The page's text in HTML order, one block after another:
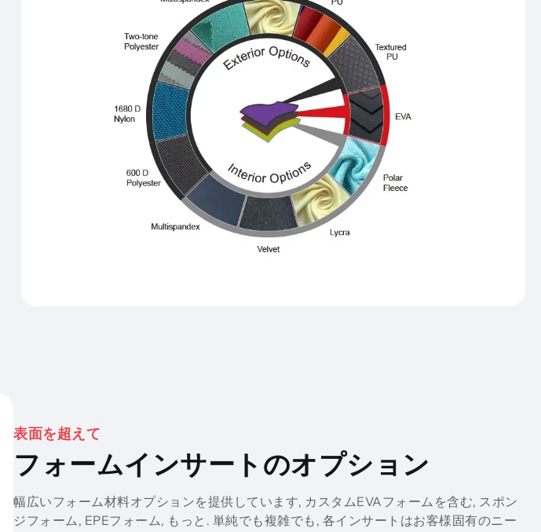
表面を超えて
フォームインサートのオプション
幅広いフォーム材料オプションを提供しています, カスタムEVAフォームを含む, スポン
ジフォーム, EPEフォーム, もっと. 単純でも複雑でも, 各インサートはお客様固有のニー